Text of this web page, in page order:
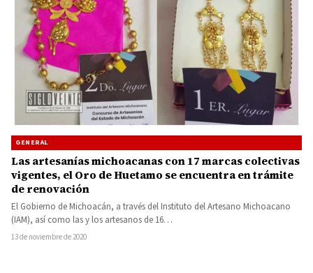
GENERAL
Las artesanías michoacanas con 17 marcas colectivas
vigentes, el Oro de Huetamo se encuentra en trámite
de renovación
El Gobierno de Michoacán, a través del Instituto del Artesano Michoacano
(IAM), así como las y los artesanos de 16…
13 de noviembre de 2020